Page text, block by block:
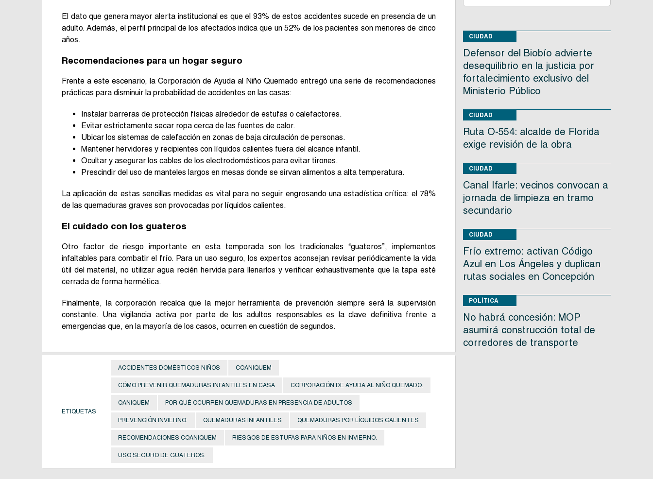
El dato que genera mayor alerta institucional es que el 93% de estos accidentes sucede en presencia de un
adulto. Además, el perfil principal de los afectados indica que un 52% de los pacientes son menores de cinco
años.
Recomendaciones para un hogar seguro
Frente a este escenario, la Corporación de Ayuda al Niño Quemado entregó una serie de recomendaciones
prácticas para disminuir la probabilidad de accidentes en las casas:
Instalar barreras de protección físicas alrededor de estufas o calefactores.
Evitar estrictamente secar ropa cerca de las fuentes de calor.
Ubicar los sistemas de calefacción en zonas de baja circulación de personas.
Mantener hervidores y recipientes con líquidos calientes fuera del alcance infantil.
Ocultar y asegurar los cables de los electrodomésticos para evitar tirones.
Prescindir del uso de manteles largos en mesas donde se sirvan alimentos a alta temperatura.
La aplicación de estas sencillas medidas es vital para no seguir engrosando una estadística crítica: el 78%
de las quemaduras graves son provocadas por líquidos calientes.
El cuidado con los guateros
Otro factor de riesgo importante en esta temporada son los tradicionales “guateros”, implementos
infaltables para combatir el frío. Para un uso seguro, los expertos aconsejan revisar periódicamente la vida
útil del material, no utilizar agua recién hervida para llenarlos y verificar exhaustivamente que la tapa esté
cerrada de forma hermética.
Finalmente, la corporación recalca que la mejor herramienta de prevención siempre será la supervisión
constante. Una vigilancia activa por parte de los adultos responsables es la clave definitiva frente a
emergencias que, en la mayoría de los casos, ocurren en cuestión de segundos.
ETIQUETAS
ACCIDENTES DOMÉSTICOS NIÑOS COANIQUEM
CÓMO PREVENIR QUEMADURAS INFANTILES EN CASA CORPORACIÓN DE AYUDA AL NIÑO QUEMADO.
OANIQUEM POR QUÉ OCURREN QUEMADURAS EN PRESENCIA DE ADULTOS
PREVENCIÓN INVIERNO. QUEMADURAS INFANTILES QUEMADURAS POR LÍQUIDOS CALIENTES
RECOMENDACIONES COANIQUEM RIESGOS DE ESTUFAS PARA NIÑOS EN INVIERNO.
USO SEGURO DE GUATEROS.
CIUDAD
Defensor del Biobío advierte
desequilibrio en la justicia por
fortalecimiento exclusivo del
Ministerio Público
CIUDAD
Ruta O-554: alcalde de Florida
exige revisión de la obra
CIUDAD
Canal Ifarle: vecinos convocan a
jornada de limpieza en tramo
secundario
CIUDAD
Frío extremo: activan Código
Azul en Los Ángeles y duplican
rutas sociales en Concepción
POLÍTICA
No habrá concesión: MOP
asumirá construcción total de
corredores de transporte